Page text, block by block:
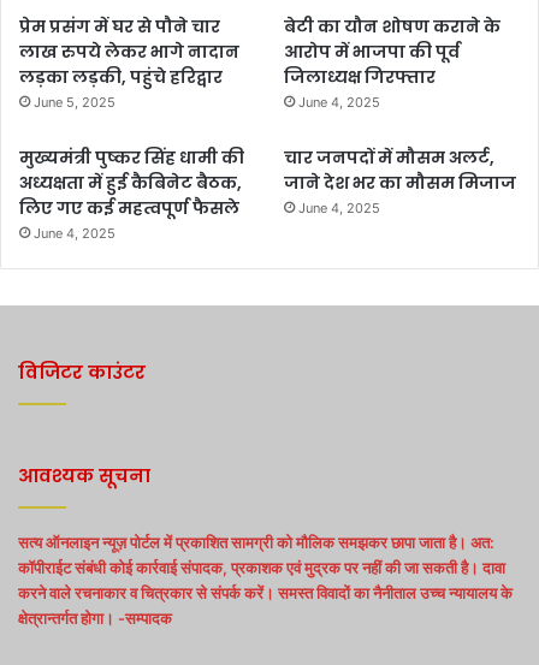
प्रेम प्रसंग में घर से पौने चार
लाख रुपये लेकर भागे नादान
लड़का लड़की, पहुंचे हरिद्वार
June 5, 2025
बेटी का यौन शोषण कराने के
आरोप में भाजपा की पूर्व
जिलाध्यक्ष गिरफ्तार
June 4, 2025
मुख्यमंत्री पुष्कर सिंह धामी की
अध्यक्षता में हुई कैबिनेट बैठक,
लिए गए कई महत्वपूर्ण फैसले
June 4, 2025
चार जनपदों में मौसम अलर्ट,
जाने देश भर का मौसम मिजाज
June 4, 2025
विजिटर काउंटर
आवश्यक सूचना
सत्य ऑनलाइन न्यूज़ पोर्टल में प्रकाशित सामग्री को मौलिक समझकर छापा जाता है। अत:
कॉपीराईट संबंधी कोई कार्रवाई संपादक, प्रकाशक एवं मुद्रक पर नहीं की जा सकती है। दावा
करने वाले रचनाकार व चित्रकार से संपर्क करें। समस्त विवादों का नैनीताल उच्च न्यायालय के
क्षेत्रान्तर्गत होगा। -सम्पादक